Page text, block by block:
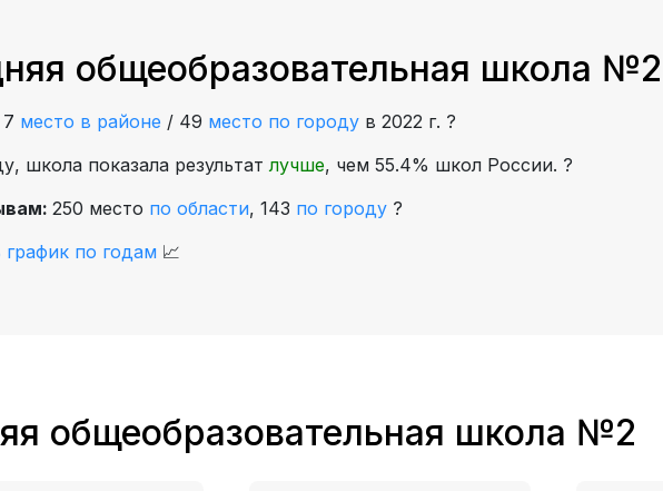
общеобразовательная школа
7 место в районе / 49 место по городу в 2022 г. ?
школа показала результатлучше, чем 55.4% школ России. ?
250 место по области, 143 по городу ?
график по годам 📈
общеобразовательная школа №2